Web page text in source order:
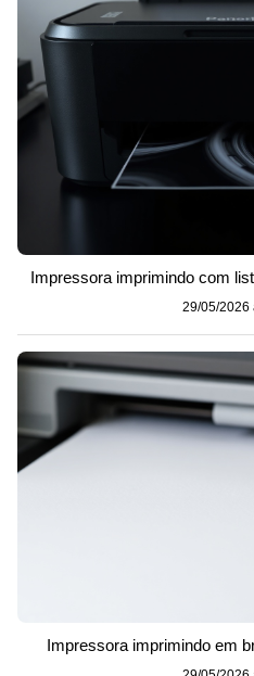
Impressora imprimindo com
29/05/2026
Impressora imprimindo em